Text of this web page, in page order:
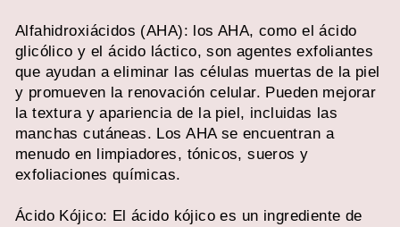
Alfahidroxiácidos (AHA): los AHA, como el ácido
glicólico y el ácido láctico, son agentes exfoliantes
que ayudan a eliminar las células muertas de la piel
y promueven la renovación celular. Pueden mejorar
la textura y apariencia de la piel, incluidas las
manchas cutáneas. Los AHA se encuentran a
menudo en limpiadores, tónicos, sueros y
exfoliaciones químicas.
Ácido Kójico: El ácido kójico es un ingrediente de